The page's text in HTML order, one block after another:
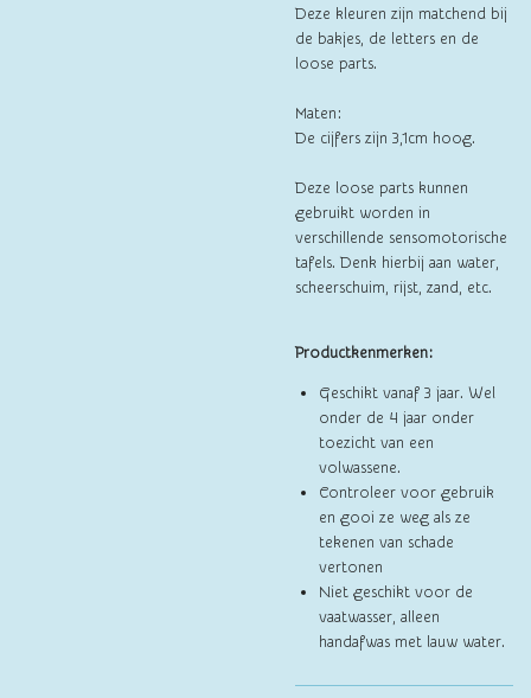
Deze kleuren zijn matchend bij
de bakjes, de letters en de
loose parts.
Maten:
De cijfers zijn 3,1cm hoog.
Deze loose parts kunnen
gebruikt worden in
verschillende sensomotorische
tafels. Denk hierbij aan water,
scheerschuim, rijst, zand, etc.
Productkenmerken:
Geschikt vanaf 3 jaar. Wel
onder de 4 jaar onder
toezicht van een
volwassene.
Controleer voor gebruik
en gooi ze weg als ze
tekenen van schade
vertonen
Niet geschikt voor de
vaatwasser, alleen
handafwas met lauw water.